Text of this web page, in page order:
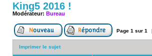
King5 2016 !
Modérateur: Bureau
Page 1 sur 1
Imprimer le sujet